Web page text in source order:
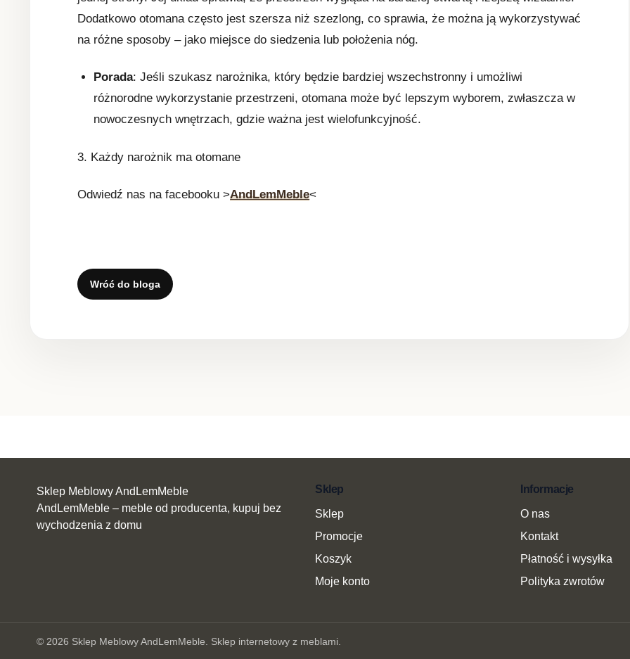
Dodatkowo otomana często jest szersza niż szezlong, co sprawia, że można ją wykorzystywać
na różne sposoby – jako miejsce do siedzenia lub położenia nóg.
Porada: Jeśli szukasz narożnika, który będzie bardziej wszechstronny i umożliwi
różnorodne wykorzystanie przestrzeni, otomana może być lepszym wyborem, zwłaszcza w
nowoczesnych wnętrzach, gdzie ważna jest wielofunkcyjność.
3. Każdy narożnik ma otomane
Odwiedź nas na facebooku >AndLemMeble<
Wróć do bloga
Sklep Meblowy AndLemMeble
AndLemMeble – meble od producenta, kupuj bez
wychodzenia z domu
Sklep
Sklep
Promocje
Koszyk
Moje konto
Informacje
O nas
Kontakt
Płatność i wysyłka
Polityka zwrotów
© 2026 Sklep Meblowy AndLemMeble. Sklep internetowy z meblami.